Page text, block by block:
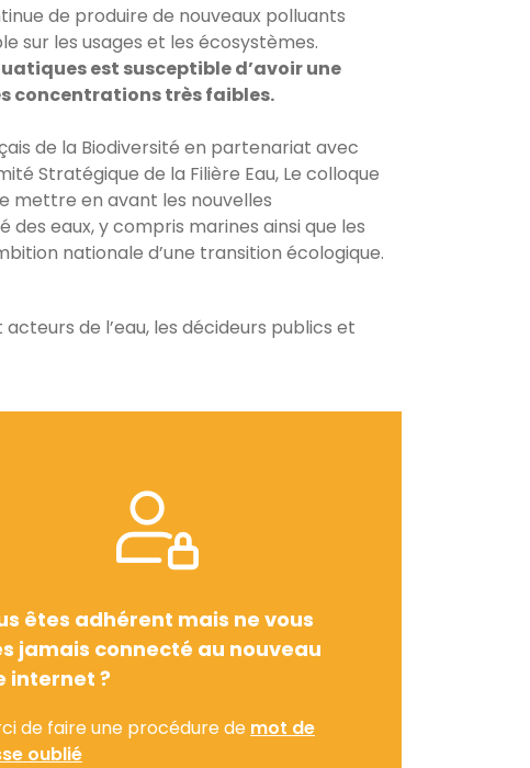
de produire de nouveaux polluants
sur les usages et les écosystèmes.
est susceptible d’avoir une
concentrations très faibles.
de la Biodiversité en partenariat avec
Stratégique de la Filière Eau, Le colloque
mettre en avant les nouvelles
eaux, y compris marines ainsi que les
nationale d’une transition écologique.
de l’eau, les décideurs publics et
êtes adhérent mais ne vous
jamais connecté au nouveau
internet ?
de faire une procédure de mot de
oublié